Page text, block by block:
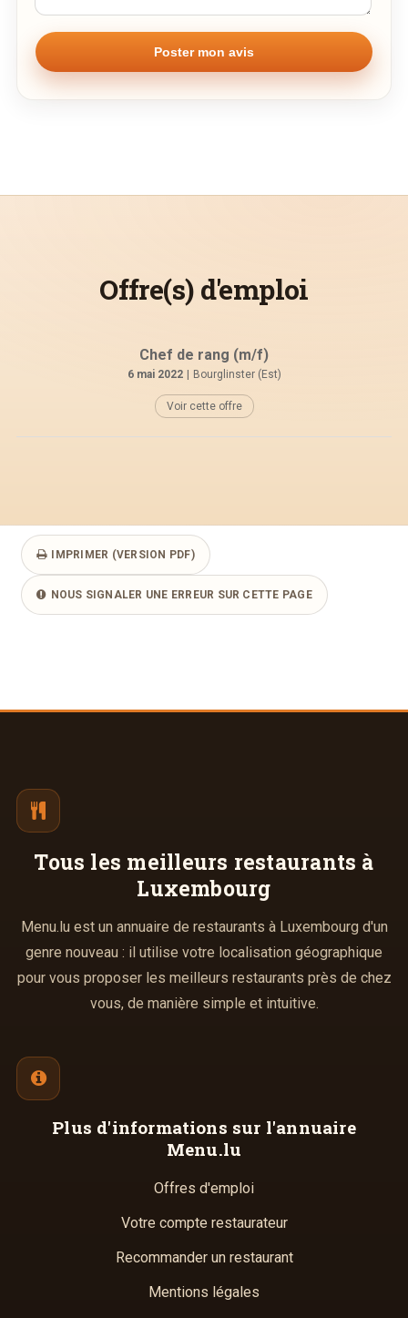
Offre(s) d'emploi
Chef de rang (m/f)
6 mai 2022 Bourglinster (Est)
Voir cette offre
IMPRIMER (VERSION PDF)
NOUS SIGNALER UNE ERREUR SUR CETTE PAGE
Tous les meilleurs restaurants à
Luxembourg
Menu.lu est un annuaire de restaurants à Luxembourg d'un
genre nouveau : il utilise votre localisation géographique
pour vous proposer les meilleurs restaurants près de chez
vous, de manière simple et intuitive.
Plus d'informations sur l'annuaire
Menu.lu
Offres d'emploi
Votre compte restaurateur
Recommander un restaurant
Mentions légales